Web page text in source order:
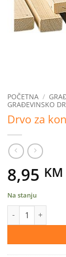
POČETNA /
GRAĐEVINSKO
Drvo za
8,95 KM
Na stanju
Drvo za